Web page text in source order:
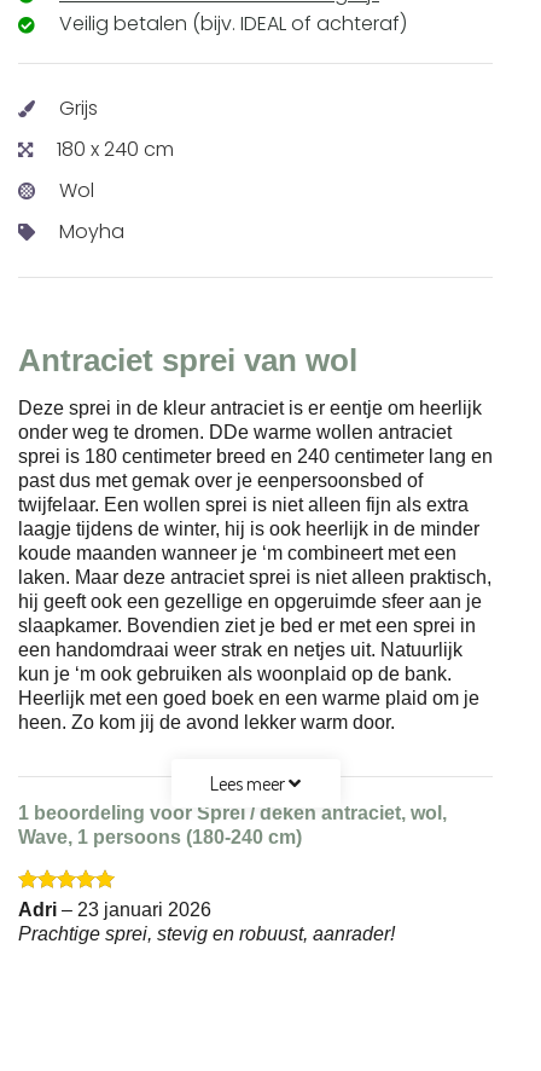
Veilig betalen (bijv. IDEAL of achteraf)
Grijs
180 x 240 cm
Wol
Moyha
Antraciet sprei van wol
Deze sprei in de kleur antraciet is er eentje om heerlijk
onder weg te dromen. DDe warme wollen antraciet
sprei is 180 centimeter breed en 240 centimeter lang en
past dus met gemak over je eenpersoonsbed of
twijfelaar. Een wollen sprei is niet alleen fijn als extra
laagje tijdens de winter, hij is ook heerlijk in de minder
koude maanden wanneer je ‘m combineert met een
laken. Maar deze antraciet sprei is niet alleen praktisch,
hij geeft ook een gezellige en opgeruimde sfeer aan je
slaapkamer. Bovendien ziet je bed er met een sprei in
een handomdraai weer strak en netjes uit. Natuurlijk
kun je ‘m ook gebruiken als woonplaid op de bank.
Heerlijk met een goed boek en een warme plaid om je
heen. Zo kom jij de avond lekker warm door.
Lees meer
1 beoordeling voor Sprei / deken antraciet, wol,
Wave, 1 persoons (180-240 cm)
Gewaardeerd
5uit 5
Adri – 23 januari 2026
Prachtige sprei, stevig en robuust, aanrader!